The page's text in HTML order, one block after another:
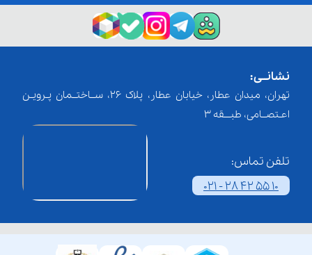
نشانــی:
تهران، میدان عطار، خیابان عطار، پلاک 26، ســاختــمان پـرویـن
اعـتصــامی، طبـــقه 3
تلفن تماس:
021 - 28 42 55 10